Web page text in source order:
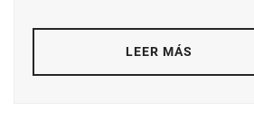
LEER MÁS